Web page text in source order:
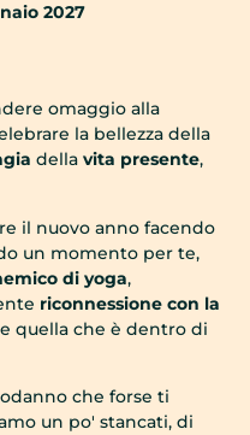
2027
omaggio alla
la bellezza della
della vita presente,
il nuovo anno facendo
un momento per te,
di yoga,
riconnessione con la
quella che è dentro di
che forse ti
un po' stancati, di